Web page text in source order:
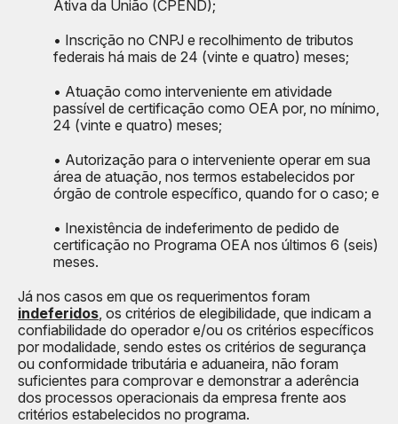
Ativa da União (CPEND);
• Inscrição no CNPJ e recolhimento de tributos
federais há mais de 24 (vinte e quatro) meses;
• Atuação como interveniente em atividade
passível de certificação como OEA por, no mínimo,
24 (vinte e quatro) meses;
• Autorização para o interveniente operar em sua
área de atuação, nos termos estabelecidos por
órgão de controle específico, quando for o caso; e
• Inexistência de indeferimento de pedido de
certificação no Programa OEA nos últimos 6 (seis)
meses.
Já nos casos em que os requerimentos foram
indeferidos, os critérios de elegibilidade, que indicam a
confiabilidade do operador e/ou os critérios específicos
por modalidade, sendo estes os critérios de segurança
ou conformidade tributária e aduaneira, não foram
suficientes para comprovar e demonstrar a aderência
dos processos operacionais da empresa frente aos
critérios estabelecidos no programa.